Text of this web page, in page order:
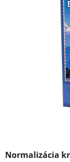
Normalizácia